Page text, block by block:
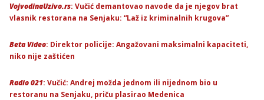
VojvodinaUzivo.rs: Vučić demantovao navode da je njegov brat
vlasnik restorana na Senjaku: “Laž iz kriminalnih krugova”
Beta Video: Direktor policije: Angažovani maksimalni kapaciteti,
niko nije zaštićen
Radio 021: Vučić: Andrej možda jednom ili nijednom bio u
restoranu na Senjaku, priču plasirao Medenica